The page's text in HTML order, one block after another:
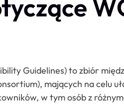
Guidelines) to zbiór
mających na celu
w tym osób z